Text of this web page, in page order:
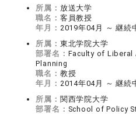
所属： 放送大学
職名： 客員教授
年月： 2019年04月 ～ 継続
所属： 東北学院大学
部署名： Faculty of Liberal
Planning
職名： 教授
年月： 2014年04月 ～ 継続
所属： 関西学院大学
部署名： School of Policy